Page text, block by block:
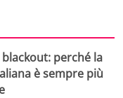
perché la
è sempre più